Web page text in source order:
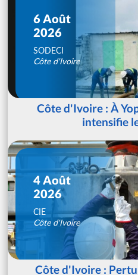
6 Août
2026
SODECI
Côte d'Ivoire
Côte d'Ivoire : À
intensifie
4 Août
2026
CIE
Côte d'Ivoire
Côte d'Ivoire :